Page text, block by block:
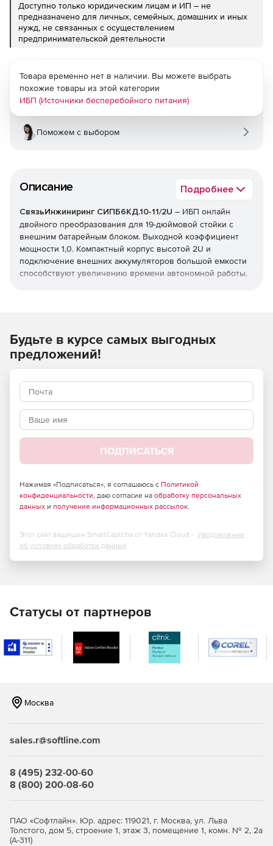
Доступно только юридическим лицам и ИП – не
предназначено для личных, семейных, домашних и иных
нужд, не связанных с осуществлением
предпринимательской деятельности
Описание Подробнее
СвязьИнжиниринг СИПБ6КД.10-11/2U – ИБП онлайн
двойного преобразования для 19-дюймовой стойки с
внешним батарейным блоком. Выходной коэффициент
мощности 1,0. Компактный корпус высотой 2U и
подключение внешних аккумуляторов большой емкости
способствуют увеличению времени автономной работы.
Синусоидальное выходное напряжение во всех
аккумуляторы.
Параллельная работа до 4 ИБП.
Увеличенное время автономной работы за счет
подключения внешних батарей большой емкости.
Автоматическое включение оборудования при
Холодный старт (включение ИБП при отсутствии
Товара временно нет в наличии. Вы можете выбрать
похожие товары из этой категории
ИБП (Источники бесперебойного питания)
Поможем с выбором
Будьте в курсе самых выгодных
предложений!
ПОДПИСАТЬСЯ
Нажимая «Подписаться», я соглашаюсь с Политикой
конфиденциальности, даю согласие на обработку персональных
данных и получение информационных рассылок.
Этот сайт защищен SmartCaptcha от Yandex Cloud - Уведомление
об условиях обработки данных
Статусы от партнеров
Москва
sales.r@softline.com
8 (495) 232-00-60
8 (800) 200-08-60
ПАО «Софтлайн». Юр. адрес: 119021, г. Москва, ул. Льва
Толстого, дом 5, строение 1, этаж 3, помещение 1, комн. № 2, 2а
(А-311)